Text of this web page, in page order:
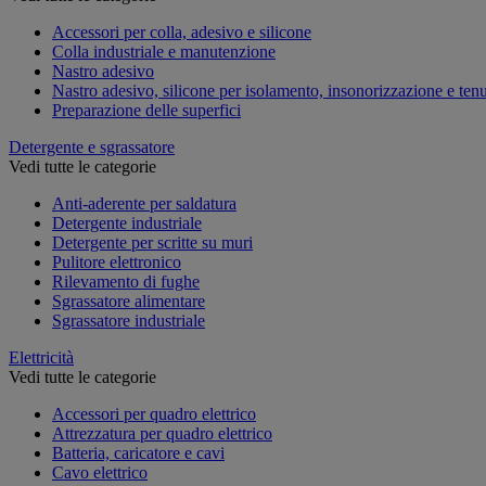
Accessori per colla, adesivo e silicone
Colla industriale e manutenzione
Nastro adesivo
Nastro adesivo, silicone per isolamento, insonorizzazione e
Preparazione delle superfici
Detergente e sgrassatore
Vedi tutte le categorie
Anti-aderente per saldatura
Detergente industriale
Detergente per scritte su muri
Pulitore elettronico
Rilevamento di fughe
Sgrassatore alimentare
Sgrassatore industriale
Elettricità
Vedi tutte le categorie
Accessori per quadro elettrico
Attrezzatura per quadro elettrico
Batteria, caricatore e cavi
Cavo elettrico